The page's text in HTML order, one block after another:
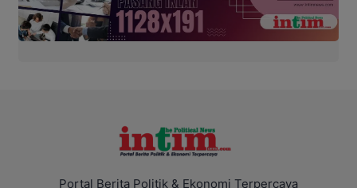
Portal Berita Politik & Ekonomi Terpercaya